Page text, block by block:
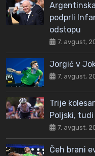
podprli
odstopu
7. avgust,
Jorgić v
7. avgust,
Trije
Poljski,
7. avgust,
Čeh brani